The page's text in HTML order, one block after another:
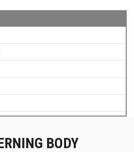
BODY